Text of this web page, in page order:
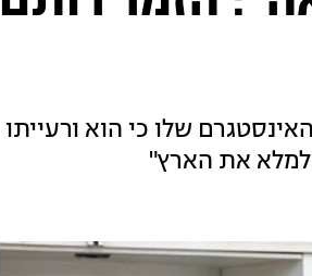
שלו כי הוא ורעייתו
למלא את הארץ"